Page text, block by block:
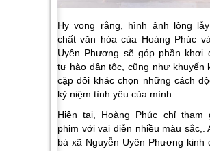
Hy vọng rằng, hình ảnh lộng
chất văn hóa của Hoàng Phúc
Uyên Phương sẽ góp phần khơi
tự hào dân tộc, cũng như khuyến
cặp đôi khác chọn những cách
kỷ niệm tình yêu của mình.
Hiện tại, Hoàng Phúc chỉ tham
phim với vai diễn nhiều màu sắc,.
bà xã Nguyễn Uyên Phương kinh